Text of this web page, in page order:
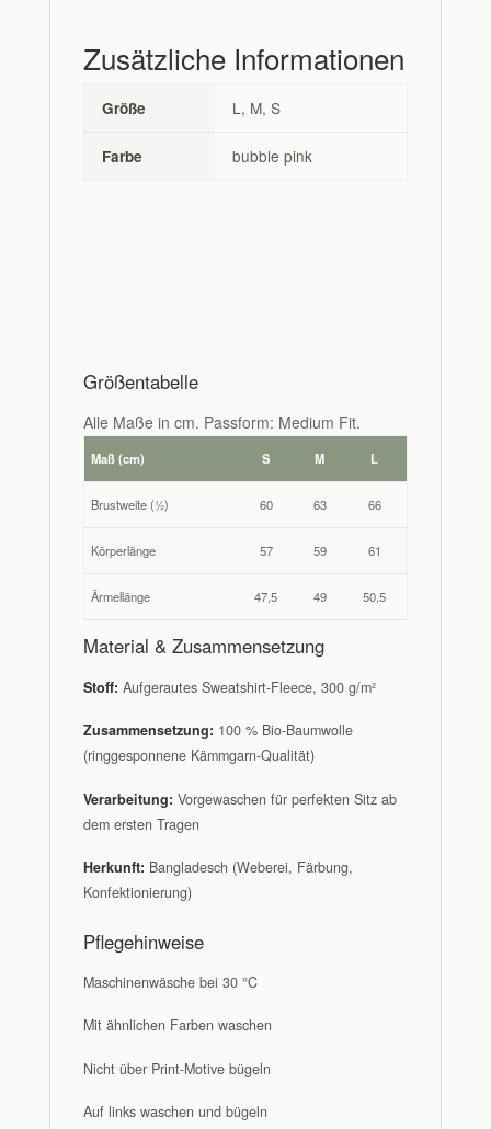
Zusätzliche Informationen
Größe L, M, S
Farbe bubble pink
Größentabelle
Alle Maße in cm. Passform: Medium Fit.
Maß (cm) S M L
Brustweite (½) 60 63 66
Körperlänge 57 59 61
Ärmellänge 47,5 49 50,5
Material & Zusammensetzung
Stoff: Aufgerautes Sweatshirt-Fleece, 300 g/m²
Zusammensetzung: 100 % Bio-Baumwolle
(ringgesponnene Kämmgarn-Qualität)
Verarbeitung: Vorgewaschen für perfekten Sitz ab
dem ersten Tragen
Herkunft: Bangladesch (Weberei, Färbung,
Konfektionierung)
Pflegehinweise
Maschinenwäsche bei 30 °C
Mit ähnlichen Farben waschen
Nicht über Print-Motive bügeln
Auf links waschen und bügeln